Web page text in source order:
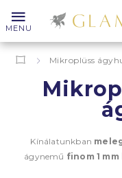
MENU
Mikroplüss
Kínálatunkban
ágynemű finom 1